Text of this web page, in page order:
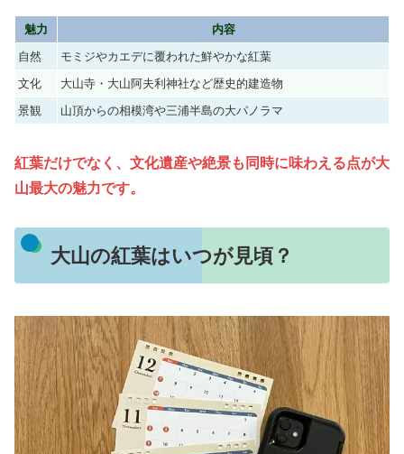
魅力
内容
自然
モミジやカエデに覆われた鮮やかな紅葉
文化
大山寺・大山阿夫利神社など歴史的建造物
景観
山頂からの相模湾や三浦半島の大パノラマ
紅葉だけでなく、文化遺産や絶景も同時に味わえる点が大
山最大の魅力です。
大山の紅葉はいつが見頃？